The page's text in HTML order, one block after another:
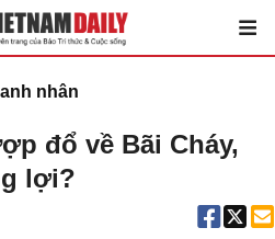
nhân
đổ về Bãi Cháy,
lợi?